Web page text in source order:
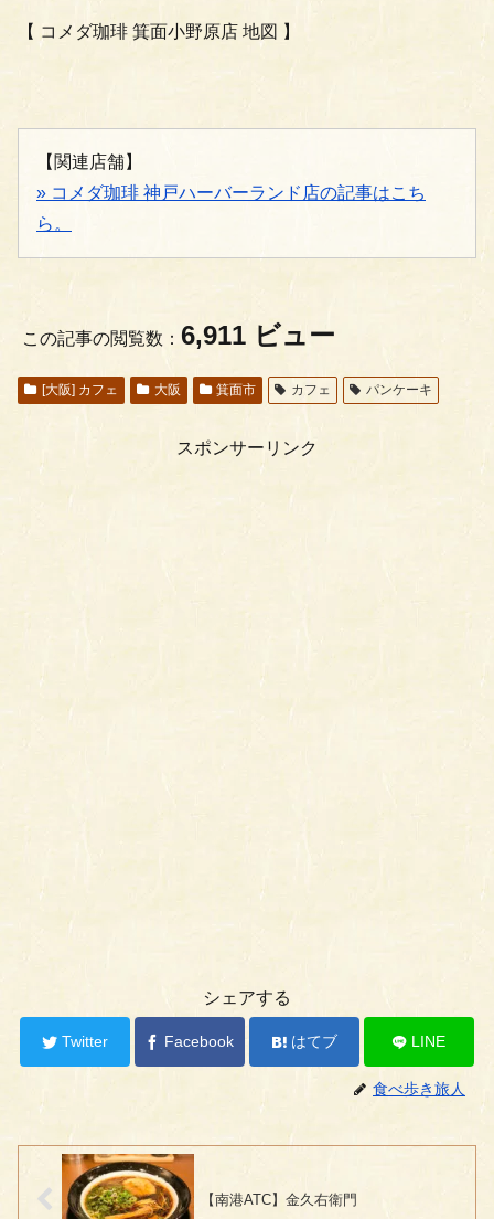
【 コメダ珈琲 箕面小野原店 地図 】
【関連店舗】
» コメダ珈琲 神戸ハーバーランド店の記事はこち
ら。
この記事の閲覧数： 6,911 ビュー
[大阪] カフェ 大阪 箕面市 カフェ パンケーキ
スポンサーリンク
シェアする
Twitter Facebook はてブ LINE
食べ歩き旅人
【南港ATC】金久右衛門